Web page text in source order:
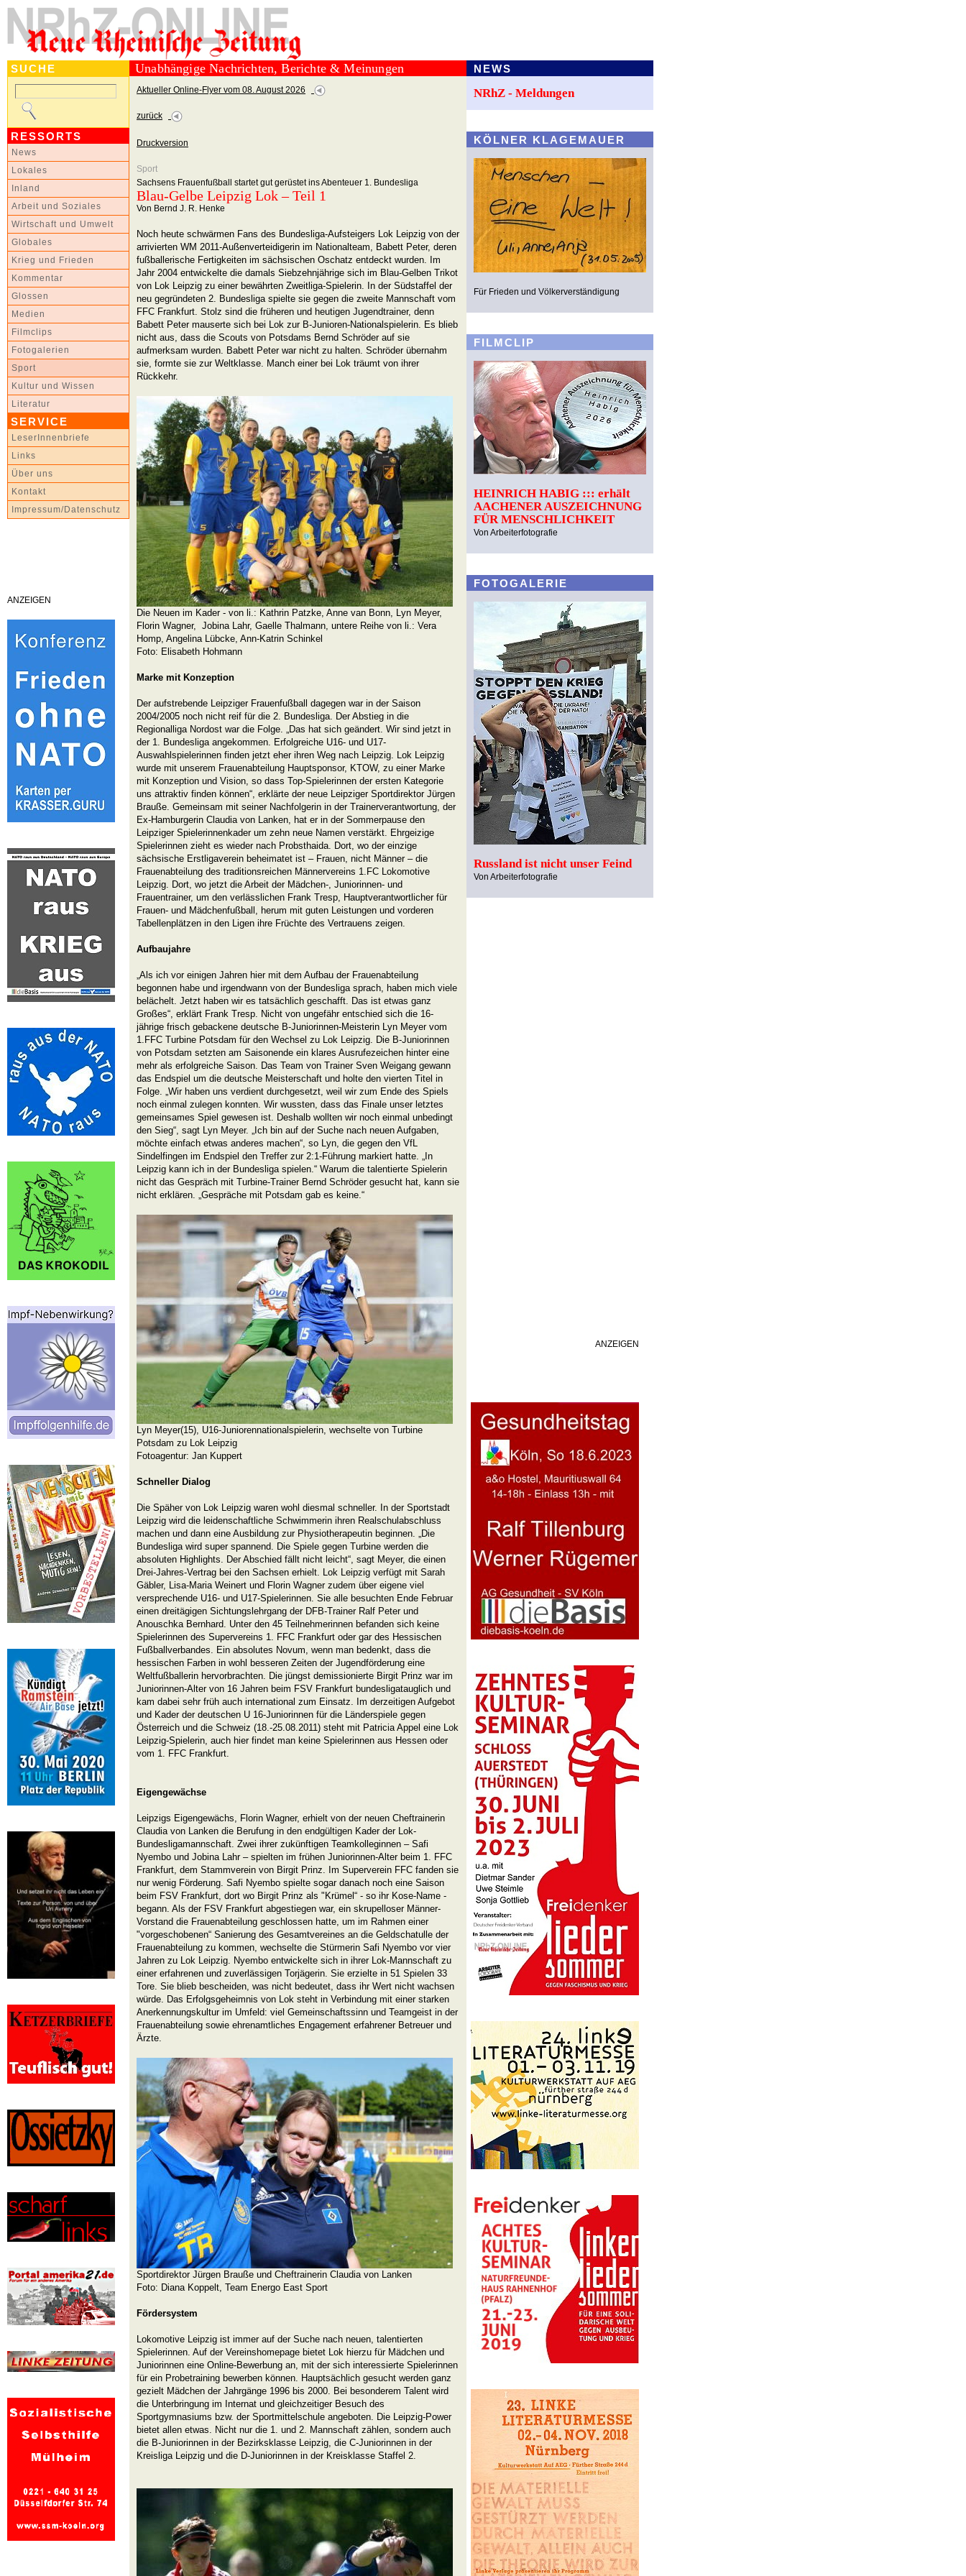
SUCHE
RESSORTS
News
Lokales
Inland
Arbeit und Soziales
Wirtschaft und Umwelt
Globales
Krieg und Frieden
Kommentar
Glossen
Medien
Filmclips
Fotogalerien
Sport
Kultur und Wissen
Literatur
SERVICE
LeserInnenbriefe
Links
Über uns
Kontakt
Impressum/Datenschutz
ANZEIGEN
Unabhängige Nachrichten, Berichte & Meinungen
Aktueller Online-Flyer vom 08. August 2026
zurück
Druckversion
Sport
Sachsens Frauenfußball startet gut gerüstet ins Abenteuer 1. Bundesliga
Blau-Gelbe Leipzig Lok – Teil 1
Von Bernd J. R. Henke
Noch heute schwärmen Fans des Bundesliga-Aufsteigers Lok Leipzig von der
arrivierten WM 2011-Außenverteidigerin im Nationalteam, Babett Peter, deren
fußballerische Fertigkeiten im sächsischen Oschatz entdeckt wurden. Im
Jahr 2004 entwickelte die damals Siebzehnjährige sich im Blau-Gelben Trikot
von Lok Leipzig zu einer bewährten Zweitliga-Spielerin. In der Südstaffel der
neu gegründeten 2. Bundesliga spielte sie gegen die zweite Mannschaft vom
FFC Frankfurt. Stolz sind die früheren und heutigen Jugendtrainer, denn
Babett Peter mauserte sich bei Lok zur B-Junioren-Nationalspielerin. Es blieb
nicht aus, dass die Scouts von Potsdams Bernd Schröder auf sie
aufmerksam wurden. Babett Peter war nicht zu halten. Schröder übernahm
sie, formte sie zur Weltklasse. Manch einer bei Lok träumt von ihrer
Rückkehr.
Die Neuen im Kader - von li.: Kathrin Patzke, Anne van Bonn, Lyn Meyer,
Florin Wagner, Jobina Lahr, Gaelle Thalmann, untere Reihe von li.: Vera
Homp, Angelina Lübcke, Ann-Katrin Schinkel
Foto: Elisabeth Hohmann
Marke mit Konzeption
Der aufstrebende Leipziger Frauenfußball dagegen war in der Saison
2004/2005 noch nicht reif für die 2. Bundesliga. Der Abstieg in die
Regionalliga Nordost war die Folge. „Das hat sich geändert. Wir sind jetzt in
der 1. Bundesliga angekommen. Erfolgreiche U16- und U17-
Auswahlspielerinnen finden jetzt eher ihren Weg nach Leipzig. Lok Leipzig
wurde mit unserem Frauenabteilung Hauptsponsor, KTOW, zu einer Marke
mit Konzeption und Vision, so dass Top-Spielerinnen der ersten Kategorie
uns attraktiv finden können“, erklärte der neue Leipziger Sportdirektor Jürgen
Brauße. Gemeinsam mit seiner Nachfolgerin in der Trainerverantwortung, der
Ex-Hamburgerin Claudia von Lanken, hat er in der Sommerpause den
Leipziger Spielerinnenkader um zehn neue Namen verstärkt. Ehrgeizige
Spielerinnen zieht es wieder nach Probsthaida. Dort, wo der einzige
sächsische Erstligaverein beheimatet ist – Frauen, nicht Männer – die
Frauenabteilung des traditionsreichen Männervereins 1.FC Lokomotive
Leipzig. Dort, wo jetzt die Arbeit der Mädchen-, Juniorinnen- und
Frauentrainer, um den verlässlichen Frank Tresp, Hauptverantwortlicher für
Frauen- und Mädchenfußball, herum mit guten Leistungen und vorderen
Tabellenplätzen in den Ligen ihre Früchte des Vertrauens zeigen.
Aufbaujahre
„Als ich vor einigen Jahren hier mit dem Aufbau der Frauenabteilung
begonnen habe und irgendwann von der Bundesliga sprach, haben mich viele
belächelt. Jetzt haben wir es tatsächlich geschafft. Das ist etwas ganz
Großes“, erklärt Frank Tresp. Nicht von ungefähr entschied sich die 16-
jährige frisch gebackene deutsche B-Juniorinnen-Meisterin Lyn Meyer vom
1.FFC Turbine Potsdam für den Wechsel zu Lok Leipzig. Die B-Juniorinnen
von Potsdam setzten am Saisonende ein klares Ausrufezeichen hinter eine
mehr als erfolgreiche Saison. Das Team von Trainer Sven Weigang gewann
das Endspiel um die deutsche Meisterschaft und holte den vierten Titel in
Folge. „Wir haben uns verdient durchgesetzt, weil wir zum Ende des Spiels
noch einmal zulegen konnten. Wir wussten, dass das Finale unser letztes
gemeinsames Spiel gewesen ist. Deshalb wollten wir noch einmal unbedingt
den Sieg“, sagt Lyn Meyer. „Ich bin auf der Suche nach neuen Aufgaben,
möchte einfach etwas anderes machen“, so Lyn, die gegen den VfL
Sindelfingen im Endspiel den Treffer zur 2:1-Führung markiert hatte. „In
Leipzig kann ich in der Bundesliga spielen.“ Warum die talentierte Spielerin
nicht das Gespräch mit Turbine-Trainer Bernd Schröder gesucht hat, kann sie
nicht erklären. „Gespräche mit Potsdam gab es keine.“
Lyn Meyer(15), U16-Juniorennationalspielerin, wechselte von Turbine
Potsdam zu Lok Leipzig
Fotoagentur: Jan Kuppert
Schneller Dialog
Die Späher von Lok Leipzig waren wohl diesmal schneller. In der Sportstadt
Leipzig wird die leidenschaftliche Schwimmerin ihren Realschulabschluss
machen und dann eine Ausbildung zur Physiotherapeutin beginnen. „Die
Bundesliga wird super spannend. Die Spiele gegen Turbine werden die
absoluten Highlights. Der Abschied fällt nicht leicht“, sagt Meyer, die einen
Drei-Jahres-Vertrag bei den Sachsen erhielt. Lok Leipzig verfügt mit Sarah
Gäbler, Lisa-Maria Weinert und Florin Wagner zudem über eigene viel
versprechende U16- und U17-Spielerinnen. Sie alle besuchten Ende Februar
einen dreitägigen Sichtungslehrgang der DFB-Trainer Ralf Peter und
Anouschka Bernhard. Unter den 45 Teilnehmerinnen befanden sich keine
Spielerinnen des Supervereins 1. FFC Frankfurt oder gar des Hessischen
Fußballverbandes. Ein absolutes Novum, wenn man bedenkt, dass die
hessischen Farben in wohl besseren Zeiten der Jugendförderung eine
Weltfußballerin hervorbrachten. Die jüngst demissionierte Birgit Prinz war im
Juniorinnen-Alter von 16 Jahren beim FSV Frankfurt bundesligatauglich und
kam dabei sehr früh auch international zum Einsatz. Im derzeitigen Aufgebot
und Kader der deutschen U 16-Juniorinnen für die Länderspiele gegen
Österreich und die Schweiz (18.-25.08.2011) steht mit Patricia Appel eine Lok
Leipzig-Spielerin, auch hier findet man keine Spielerinnen aus Hessen oder
vom 1. FFC Frankfurt.
Eigengewächse
Leipzigs Eigengewächs, Florin Wagner, erhielt von der neuen Cheftrainerin
Claudia von Lanken die Berufung in den endgültigen Kader der Lok-
Bundesligamannschaft. Zwei ihrer zukünftigen Teamkolleginnen – Safi
Nyembo und Jobina Lahr – spielten im frühen Juniorinnen-Alter beim 1. FFC
Frankfurt, dem Stammverein von Birgit Prinz. Im Superverein FFC fanden sie
nur wenig Förderung. Safi Nyembo spielte sogar danach noch eine Saison
beim FSV Frankfurt, dort wo Birgit Prinz als "Krümel“ - so ihr Kose-Name -
begann. Als der FSV Frankfurt abgestiegen war, ein skrupelloser Männer-
Vorstand die Frauenabteilung geschlossen hatte, um im Rahmen einer
"vorgeschobenen“ Sanierung des Gesamtvereines an die Geldschatulle der
Frauenabteilung zu kommen, wechselte die Stürmerin Safi Nyembo vor vier
Jahren zu Lok Leipzig. Nyembo entwickelte sich in ihrer Lok-Mannschaft zu
einer erfahrenen und zuverlässigen Torjägerin. Sie erzielte in 51 Spielen 33
Tore. Sie blieb bescheiden, was nicht bedeutet, dass ihr Wert nicht wachsen
würde. Das Erfolgsgeheimnis von Lok steht in Verbindung mit einer starken
Anerkennungskultur im Umfeld: viel Gemeinschaftssinn und Teamgeist in der
Frauenabteilung sowie ehrenamtliches Engagement erfahrener Betreuer und
Ärzte.
Sportdirektor Jürgen Brauße und Cheftrainerin Claudia von Lanken
Foto: Diana Koppelt, Team Energo East Sport
Fördersystem
Lokomotive Leipzig ist immer auf der Suche nach neuen, talentierten
Spielerinnen. Auf der Vereinshomepage bietet Lok hierzu für Mädchen und
Juniorinnen eine Online-Bewerbung an, mit der sich interessierte Spielerinnen
für ein Probetraining bewerben können. Hauptsächlich gesucht werden ganz
gezielt Mädchen der Jahrgänge 1996 bis 2000. Bei besonderem Talent wird
die Unterbringung im Internat und gleichzeitiger Besuch des
Sportgymnasiums bzw. der Sportmittelschule angeboten. Die Leipzig-Power
bietet allen etwas. Nicht nur die 1. und 2. Mannschaft zählen, sondern auch
die B-Juniorinnen in der Bezirksklasse Leipzig, die C-Juniorinnen in der
Kreisliga Leipzig und die D-Juniorinnen in der Kreisklasse Staffel 2.
NEWS
NRhZ - Meldungen
KÖLNER KLAGEMAUER
Für Frieden und Völkerverständigung
FILMCLIP
HEINRICH HABIG ::: erhält
AACHENER AUSZEICHNUNG
FÜR MENSCHLICHKEIT
Von Arbeiterfotografie
FOTOGALERIE
Russland ist nicht unser Feind
Von Arbeiterfotografie
ANZEIGEN